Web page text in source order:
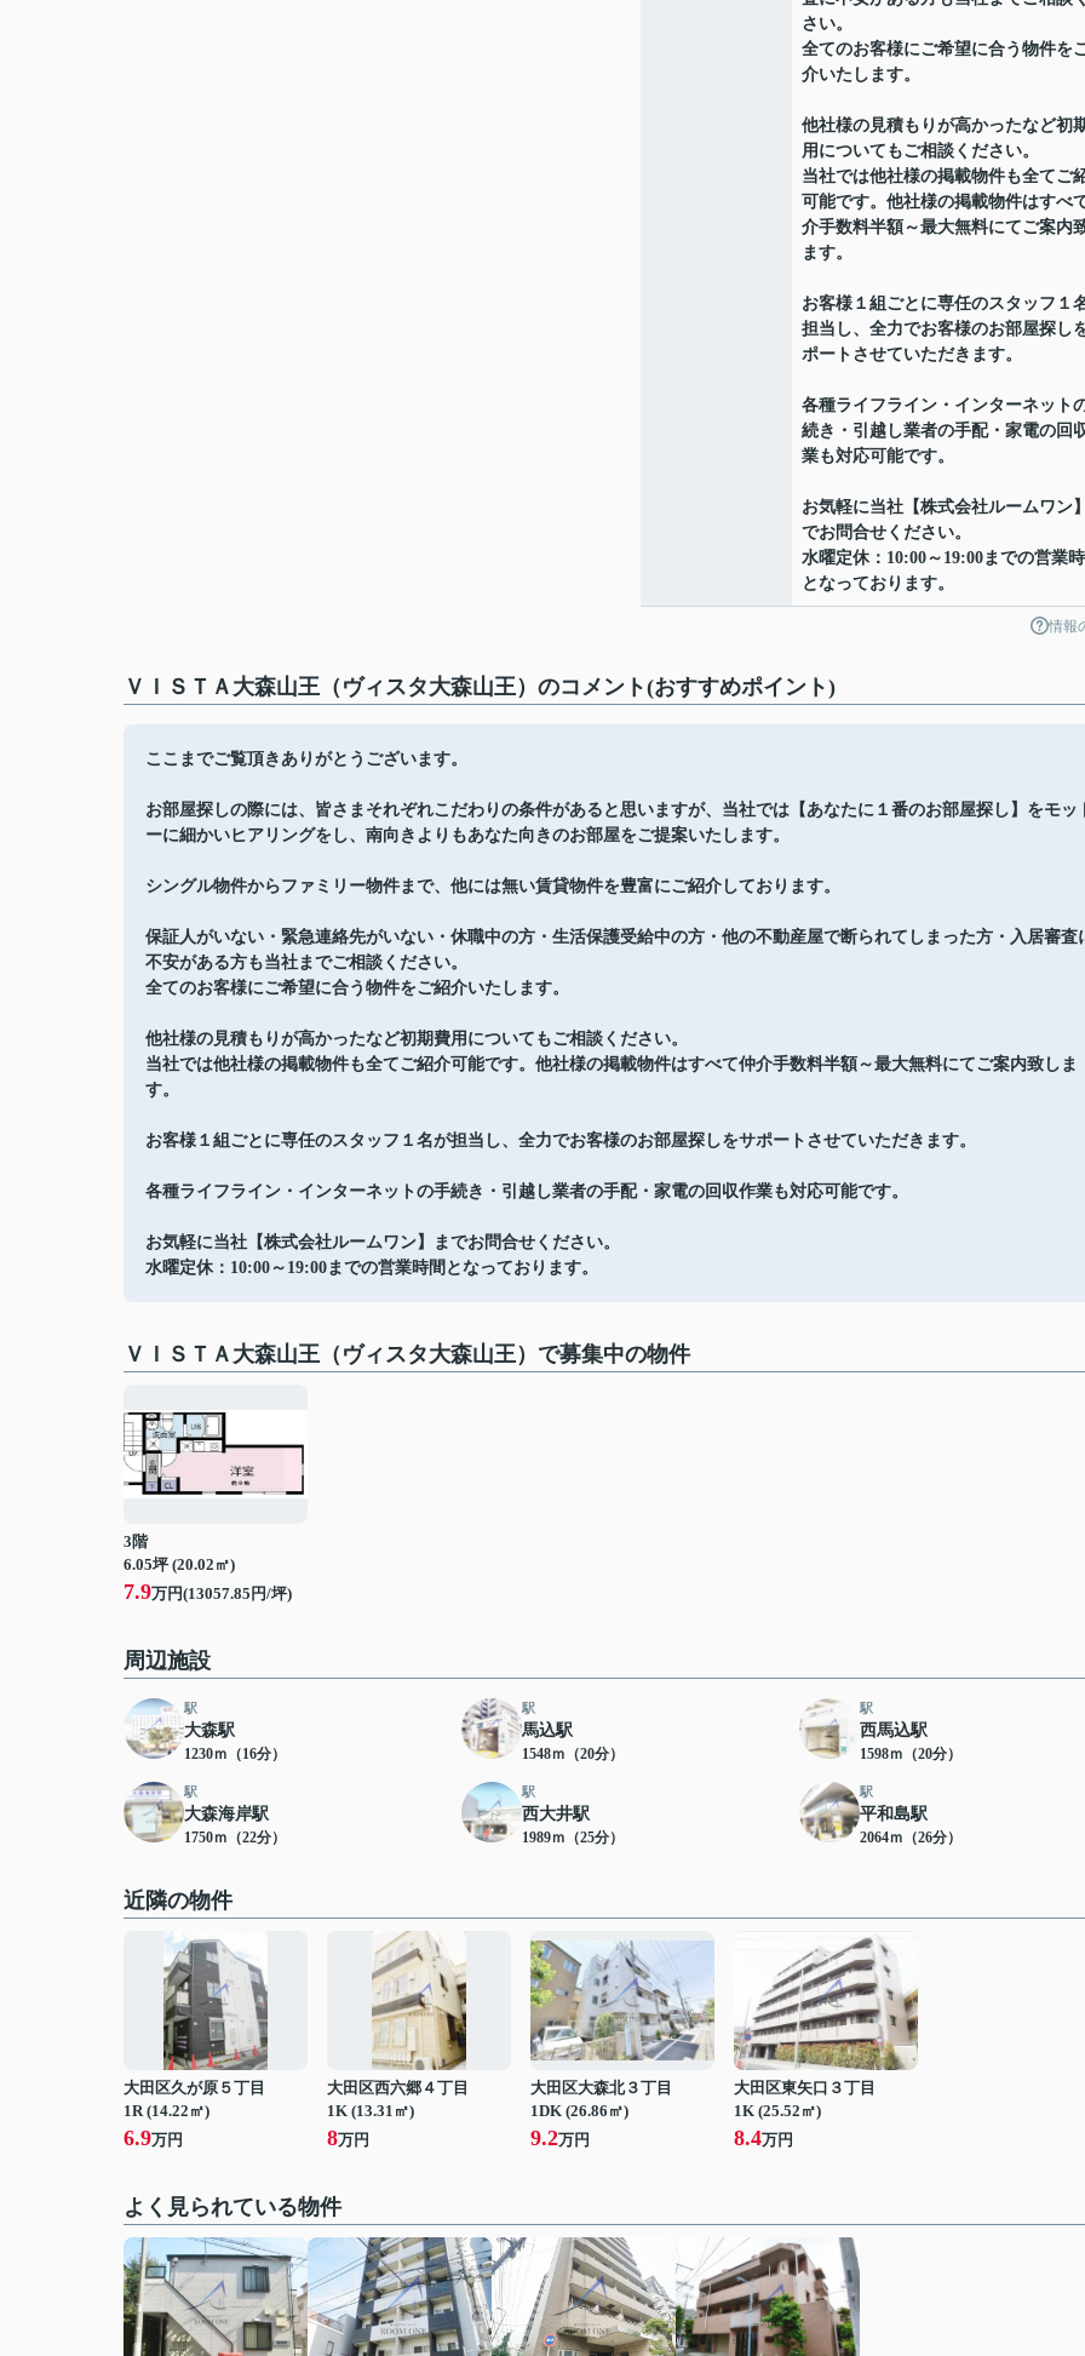
さい。
全てのお客様にご希望に合う物件を
介いたします。
他社様の見積もりが高かったなど初
用についてもご相談ください。
当社では他社様の掲載物件も全てご
可能です。他社様の掲載物件はすべ
介手数料半額～最大無料にてご案内
ます。
お客様１組ごとに専任のスタッフ１
担当し、全力でお客様のお部屋探し
ポートさせていただきます。
各種ライフライン・インターネット
続き・引越し業者の手配・家電の回
業も対応可能です。
お気軽に当社【株式会社ルームワン
でお問合せください。
水曜定休：10:00～19:00までの営業
となっております。
情報
ＶＩＳＴＡ大森山王（ヴィスタ大森山王）のコメント(おすすめポイント)
ここまでご覧頂きありがとうございます。
お部屋探しの際には、皆さまそれぞれこだわりの条件があると思いますが、当社では【あなたに１番のお部屋探し】をモッ
ーに細かいヒアリングをし、南向きよりもあなた向きのお部屋をご提案いたします。
シングル物件からファミリー物件まで、他には無い賃貸物件を豊富にご紹介しております。
保証人がいない・緊急連絡先がいない・休職中の方・生活保護受給中の方・他の不動産屋で断られてしまった方・入居審査
不安がある方も当社までご相談ください。
全てのお客様にご希望に合う物件をご紹介いたします。
他社様の見積もりが高かったなど初期費用についてもご相談ください。
当社では他社様の掲載物件も全てご紹介可能です。他社様の掲載物件はすべて仲介手数料半額～最大無料にてご案内致しま
す。
お客様１組ごとに専任のスタッフ１名が担当し、全力でお客様のお部屋探しをサポートさせていただきます。
各種ライフライン・インターネットの手続き・引越し業者の手配・家電の回収作業も対応可能です。
お気軽に当社【株式会社ルームワン】までお問合せください。
水曜定休：10:00～19:00までの営業時間となっております。
ＶＩＳＴＡ大森山王（ヴィスタ大森山王）で募集中の物件
3階
6.05坪 (20.02㎡)
7.9万円(13057.85円/坪)
周辺施設
駅
大森駅
1230ｍ（16分）
駅
馬込駅
1548ｍ（20分）
駅
西馬込駅
1598ｍ（20分）
駅
大森海岸駅
1750ｍ（22分）
駅
西大井駅
1989ｍ（25分）
駅
平和島駅
2064ｍ（26分）
近隣の物件
大田区久が原５丁目
1R (14.22㎡)
6.9万円
大田区西六郷４丁目
1K (13.31㎡)
8万円
大田区大森北３丁目
1DK (26.86㎡)
9.2万円
大田区東矢口３丁目
1K (25.52㎡)
8.4万円
よく見られている物件